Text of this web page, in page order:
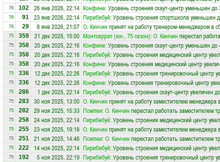
76 102 26 янв 2026, 22:14 Конфине: Уровень строения скаут-центр уменьшен до
76 91 23 янв 2026, 22:14 Пирибебуй: Уровень строения спортшкола уменьшен
76 29 8 янв 2026, 21:07 О. Кинчинпринят на работу тренером-менеджером в
75 359 21 дек 2025, 15:00 Монтсеррат (юн., 75 сезон): О. Кинчинперестал
75 358 20 дек 2025, 22:16 Конфине: Уровень строения скаут-центр уменьшен до
75 358 20 дек 2025, 22:16 Пирибебуй: Уровень строения медицинский центр
75 358 20 дек 2025, 22:16 Конфине: Уровень строения медицинский центр
75 336 12 дек 2025, 22:26 Пирибебуй: Уровень строения тренировочный центр
75 336 12 дек 2025, 22:26 Конфине: Уровень строения тренировочный центр
75 286 1 дек 2025, 22:14 Пирибебуй: Уровень строения скаут-центр увеличен
75 283 30 ноя 2025, 13:00 О. Кинчинпринят на работу заместителем менеджера
75 282 29 ноя 2025, 15:33 Помпеи: О. Кинчинперестал работать заместителем
75 258 24 ноя 2025, 22:14 Пирибебуй: Уровень строения медицинский центр
75 255 23 ноя 2025, 19:18 О. Кинчинпринят на работу заместителем менеджера
75 251 21 ноя 2025, 14:46 Помпеи: О. Кинчинперестал работать заместителем
75 222 14 ноя 2025, 22:14 Пирибебуй: Уровень строения медицинский центр
75 192 5 ноя 2025, 22:19 Пирибебуй: Уровень строения тренировочный центр